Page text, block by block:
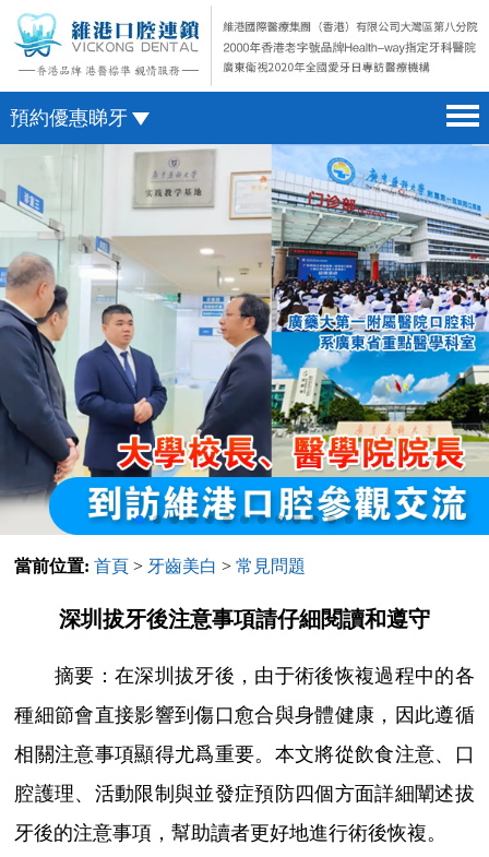
預約優惠睇牙
首頁 home page
醫院簡介 hospital introduction
醫生介紹 doctor introduction
醫療新聞 medical news
種植牙 dental implant
箍牙 orthodontics
收費標準 change standard
預約牙醫 contact us
微信預約
WhatsApp預約
當前位置: 首頁 > 牙齒美白 >常見問題
深圳拔牙後注意事項請仔細閱讀和遵守
摘要：在深圳拔牙後，由于術後恢複過程中的各
種細節會直接影響到傷口愈合與身體健康，因此遵循
相關注意事項顯得尤爲重要。本文將從飲食注意、口
腔護理、活動限制與並發症預防四個方面詳細闡述拔
牙後的注意事項，幫助讀者更好地進行術後恢複。